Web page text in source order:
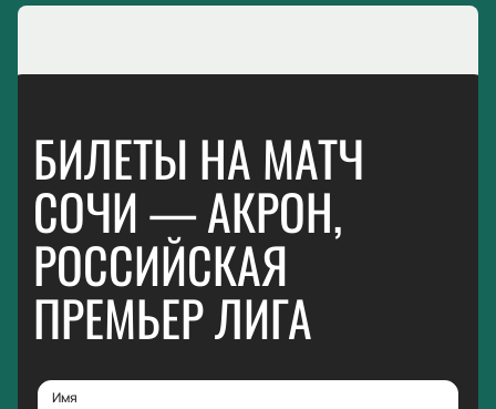
БИЛЕТЫ НА МАТЧ
СОЧИ — АКРОН,
РОССИЙСКАЯ
ПРЕМЬЕР ЛИГА
Имя